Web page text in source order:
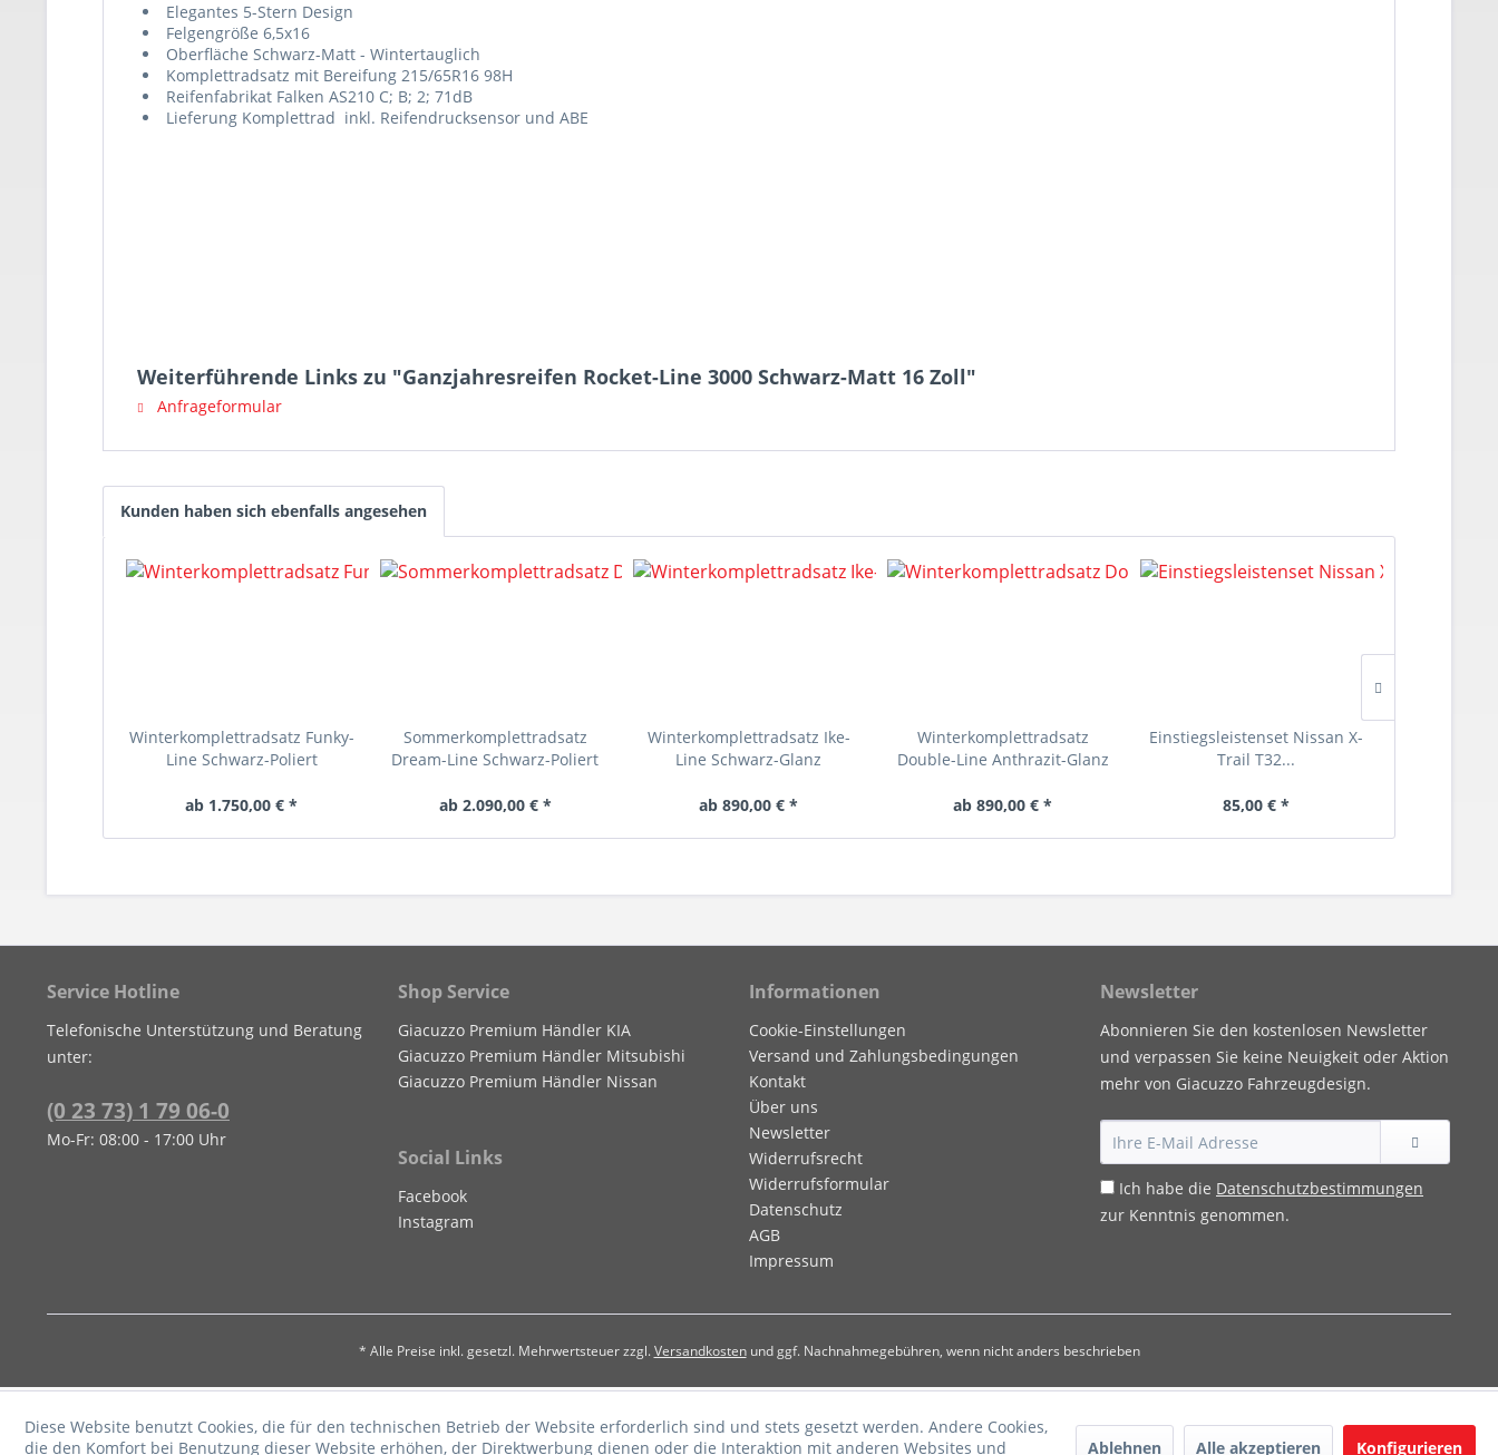
Elegantes 5-Stern Design
Felgengröße 6,5x16
Oberfläche Schwarz-Matt - Wintertauglich
Komplettradsatz mit Bereifung 215/65R16 98H
Reifenfabrikat Falken AS210 C; B; 2; 71dB
Lieferung Komplettrad inkl. Reifendrucksensor und ABE
Weiterführende Links zu "Ganzjahresreifen Rocket-Line 3000 Schwarz-Matt 16 Zoll"
Anfrageformular
Kunden haben sich ebenfalls angesehen
Winterkomplettradsatz Funky-
Line Schwarz-Poliert
ab 1.750,00 € *
Sommerkomplettradsatz
Dream-Line Schwarz-Poliert
ab 2.090,00 € *
Winterkomplettradsatz Ike-
Line Schwarz-Glanz
ab 890,00 € *
Winterkomplettradsatz
Double-Line Anthrazit-Glanz
ab 890,00 € *
Einstiegsleistenset Nissan X-
Trail T32...
85,00 € *
Service Hotline
Telefonische Unterstützung und Beratung
unter:
(0 23 73) 1 79 06-0
Mo-Fr: 08:00 - 17:00 Uhr
Shop Service
Giacuzzo Premium Händler KIA
Giacuzzo Premium Händler Mitsubishi
Giacuzzo Premium Händler Nissan
Social Links
Facebook
Instagram
Informationen
Cookie-Einstellungen
Versand und Zahlungsbedingungen
Kontakt
Über uns
Newsletter
Widerrufsrecht
Widerrufsformular
Datenschutz
AGB
Impressum
Newsletter
Abonnieren Sie den kostenlosen Newsletter
und verpassen Sie keine Neuigkeit oder Aktion
mehr von Giacuzzo Fahrzeugdesign.
Ich habe die Datenschutzbestimmungen
zur Kenntnis genommen.
* Alle Preise inkl. gesetzl. Mehrwertsteuer zzgl.Versandkostenund ggf. Nachnahmegebühren, wenn nicht anders beschrieben
Diese Website benutzt Cookies, die für den technischen Betrieb der Website erforderlich sind und stets gesetzt werden. Andere Cookies,
die den Komfort bei Benutzung dieser Website erhöhen, der Direktwerbung dienen oder die Interaktion mit anderen Websites und
Ablehnen Alle akzeptieren Konfigurieren